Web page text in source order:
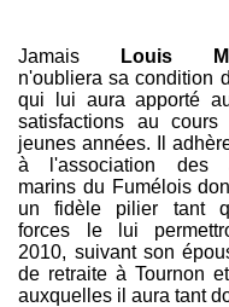
Jamais
Louis
n'oubliera sa condition
qui lui aura apporté
satisfactions au
jeunes années. Il
à l'association des
marins du Fumélois
un fidèle pilier tant
forces le lui
2010, suivant son
de retraite à Tournon
auxquelles il aura tant